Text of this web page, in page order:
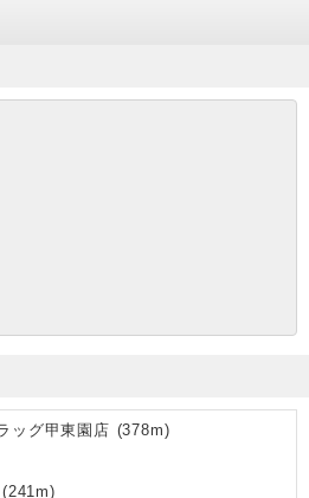
ッグ甲東園店 (378m)
(241m)